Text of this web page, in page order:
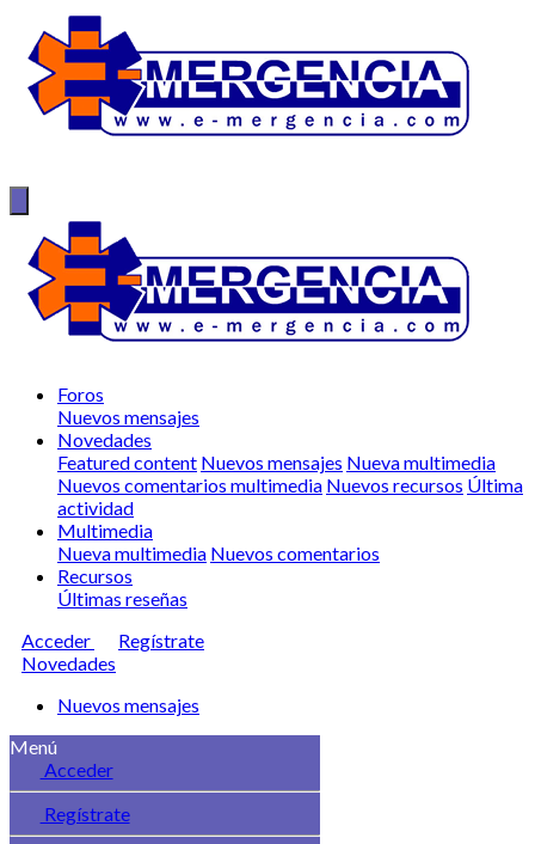
Foros
Nuevos mensajes
Novedades
Featured content Nuevos mensajes Nueva multimedia
Nuevos comentarios multimedia Nuevos recursos Última
actividad
Multimedia
Nueva multimedia Nuevos comentarios
Recursos
Últimas reseñas
Acceder
Regístrate
Novedades
Nuevos mensajes
Menú
Acceder
Regístrate